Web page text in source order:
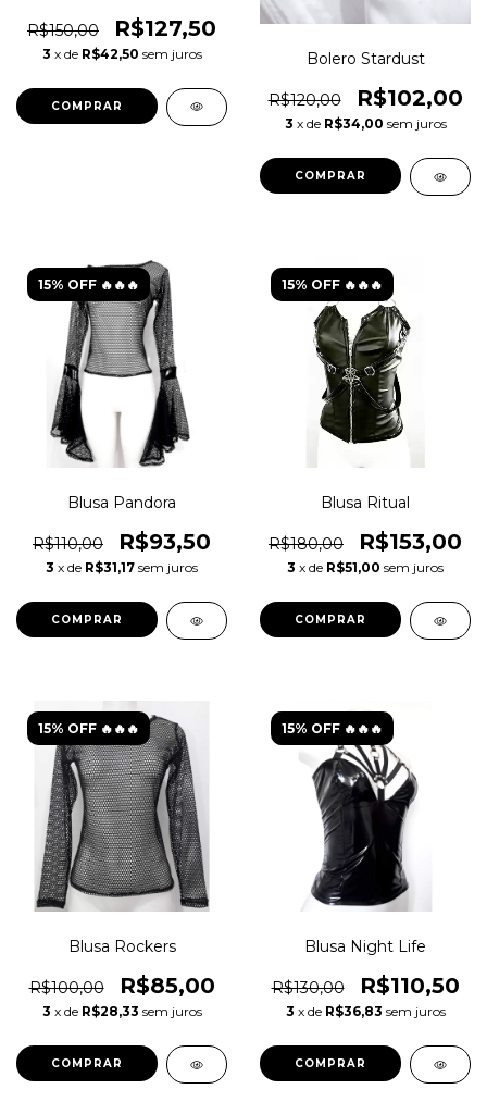
R$150,00 R$127,50
3 x de R$42,50 sem juros
COMPRAR
Bolero Stardust
R$120,00 R$102,00
3 x de R$34,00 sem juros
COMPRAR
15% OFF 🔥🔥🔥
Blusa Pandora
R$110,00 R$93,50
3 x de R$31,17 sem juros
COMPRAR
15% OFF 🔥🔥🔥
Blusa Ritual
R$180,00 R$153,00
3 x de R$51,00 sem juros
COMPRAR
15% OFF 🔥🔥🔥
Blusa Rockers
R$100,00 R$85,00
3 x de R$28,33 sem juros
COMPRAR
15% OFF 🔥🔥🔥
Blusa Night Life
R$130,00 R$110,50
3 x de R$36,83 sem juros
COMPRAR